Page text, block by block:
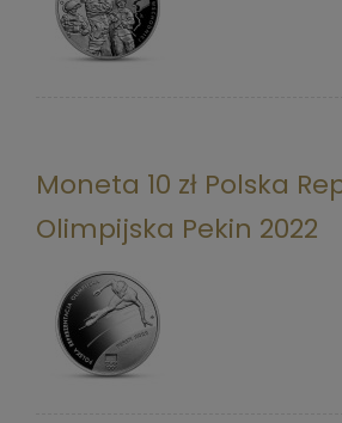
Moneta 10 zł Polska
Olimpijska Pekin 2022